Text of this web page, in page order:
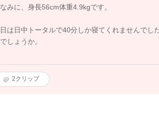
みに、身長56cm体重4.9kgです。
は日中トータルで40分しか寝てくれませんでし
しょうか。
2クリップ